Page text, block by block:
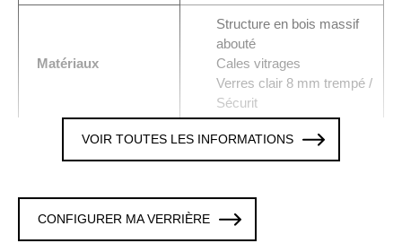
Matériaux
Structure en bois massif
abouté
Cales vitrages
Verres clair 8 mm trempé /
Sécurit
2 x 6 Verres trempé 8 mm
clair
Colori / Finition CHENE
Verrière avec 1 traverse,
VOIR TOUTES LES INFORMATIONS
CONFIGURER MA VERRIÈRE